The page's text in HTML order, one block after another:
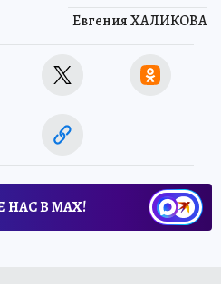
Евгения ХАЛИКОВА
НАС В МАХ!